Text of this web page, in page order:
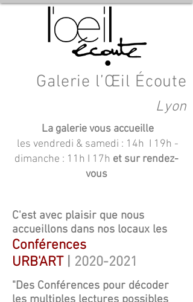
Galerie l’Œil Écoute
Lyon
La galerie vous accueille
les vendredi & samedi : 14h I 19h -
dimanche : 11h I 17h et sur rendez-
vous
C'est avec plaisir que nous
accueillons dans nos locaux les
Conférences
URB'ART| 2020-2021
"Des Conférences pour décoder